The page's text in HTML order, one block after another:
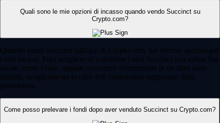
Quali sono le mie opzioni di incasso quando vendo Succinct su
Crypto.com?
Quando vendi Succinct sull'app di Crypto.com, hai diverse opzioni per
i tuoi incassi. Puoi scegliere di scambiare i tuoi Succinct con valuta fiat
locale, come l'euro, oppure convertirli direttamente in un altro asset
digitale, scegliendo tra le oltre 400 criptovalute supportate dalla
piattaforma.
Come posso prelevare i fondi dopo aver venduto Succinct su Crypto.com?